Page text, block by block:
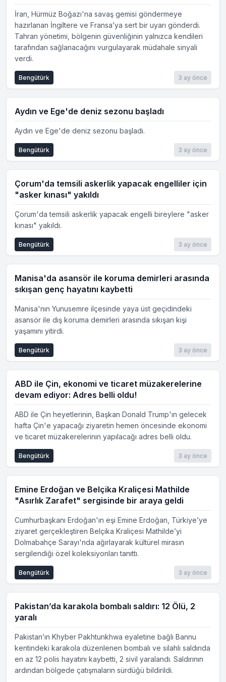
İran, Hürmüz Boğazı'na savaş gemisi göndermeye
hazırlanan İngiltere ve Fransa’ya sert bir uyarı gönderdi.
Tahran yönetimi, bölgenin güvenliğinin yalnızca kendileri
tarafından sağlanacağını vurgulayarak müdahale sinyali
verdi.
3 ay önce
Bengütürk
Aydın ve Ege'de deniz sezonu başladı
Aydın ve Ege'de deniz sezonu başladı.
3 ay önce
Bengütürk
Çorum'da temsili askerlik yapacak engelliler için
"asker kınası" yakıldı
Çorum'da temsili askerlik yapacak engelli bireylere "asker
kınası" yakıldı.
3 ay önce
Bengütürk
Manisa'da asansör ile koruma demirleri arasında
sıkışan genç hayatını kaybetti
Manisa'nın Yunusemre ilçesinde yaya üst geçidindeki
asansör ile dış koruma demirleri arasında sıkışan kişi
yaşamını yitirdi.
3 ay önce
Bengütürk
ABD ile Çin, ekonomi ve ticaret müzakerelerine
devam ediyor: Adres belli oldu!
ABD ile Çin heyetlerinin, Başkan Donald Trump'ın gelecek
hafta Çin'e yapacağı ziyaretin hemen öncesinde ekonomi
ve ticaret müzakerelerinin yapılacağı adres belli oldu.
3 ay önce
Bengütürk
Emine Erdoğan ve Belçika Kraliçesi Mathilde
"Asırlık Zarafet" sergisinde bir araya geldi
Cumhurbaşkanı Erdoğan'ın eşi Emine Erdoğan, Türkiye’ye
ziyaret gerçekleştiren Belçika Kraliçesi Mathilde’yi
Dolmabahçe Sarayı'nda ağırlayarak kültürel mirasın
sergilendiği özel koleksiyonları tanıttı.
3 ay önce
Bengütürk
Pakistan’da karakola bombalı saldırı: 12 Ölü, 2
yaralı
Pakistan’ın Khyber Pakhtunkhwa eyaletine bağlı Bannu
kentindeki karakola düzenlenen bombalı ve silahlı saldırıda
en az 12 polis hayatını kaybetti, 2 sivil yaralandı. Saldırının
ardından bölgede çatışmaların sürdüğü bildirildi.